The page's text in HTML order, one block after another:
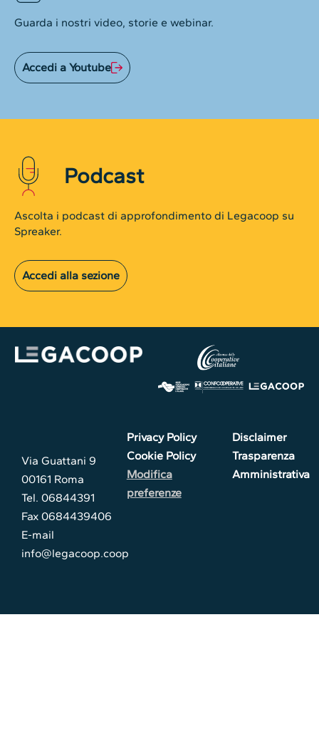
Guarda i nostri video, storie e webinar.
Accedi a Youtube
Podcast
Ascolta i podcast di approfondimento di Legacoop su
Spreaker.
Accedi alla sezione
Via Guattani 9
00161 Roma
Tel. 06844391
Fax 0684439406
E-mail
info@legacoop.coop
Privacy Policy
Cookie Policy
Modifica
preferenze
Disclaimer
Trasparenza
Amministrativa